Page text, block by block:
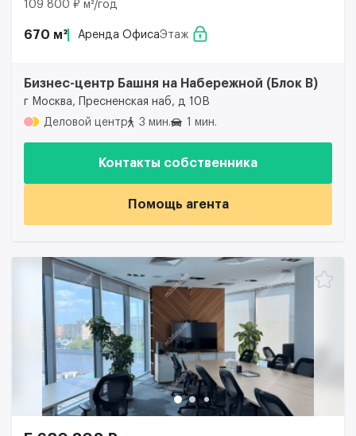
109 800 ₽ м²/год
670 м² Аренда ОфисаЭтаж
Бизнес-центр Башня на Набережной (Блок B)
г Москва, Пресненская наб, д 10В
Деловой центр
3 мин. 1 мин.
Контакты собственника
Помощь агента